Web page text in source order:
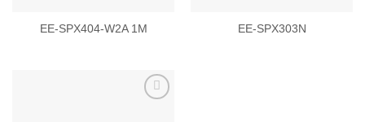
EE-SPX404-W2A 1M EE-SPX303N